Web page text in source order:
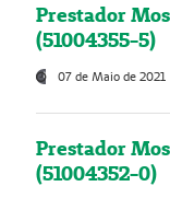
Prestador
(51004355-5)
07 de Maio de 2021
Prestador
(51004352-0)